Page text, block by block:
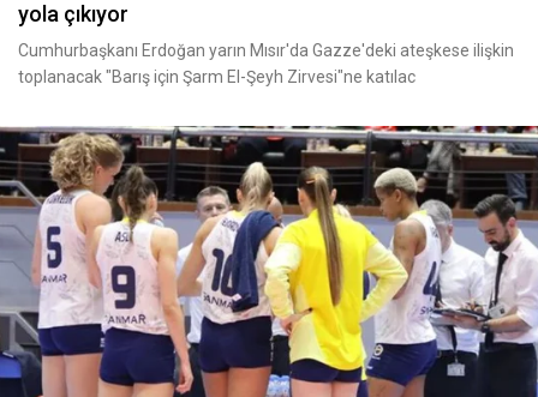
yola çıkıyor
Cumhurbaşkanı Erdoğan yarın Mısır'da Gazze'deki ateşkese ilişkin
toplanacak "Barış için Şarm El-Şeyh Zirvesi"ne katılac